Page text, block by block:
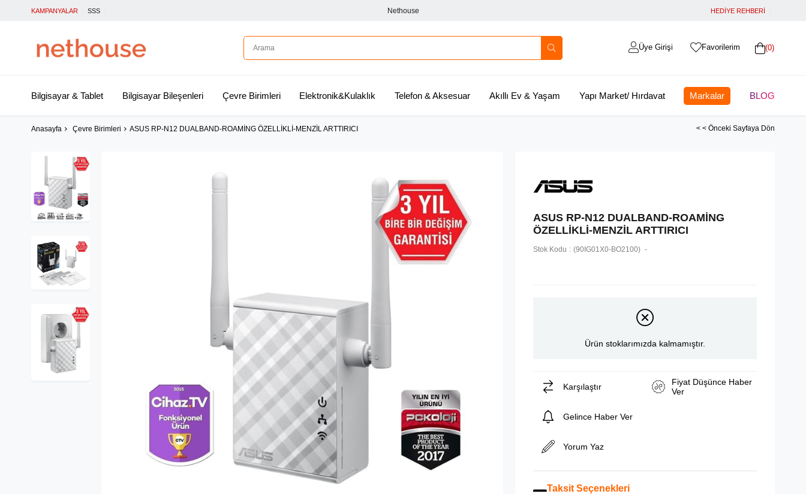
KAMPANYALAR SSS Nethouse HEDİYE REHBERİ
0
Favorilerim
Üye Girişi
Bilgisayar & Tablet Bilgisayar Bileşenleri Çevre Birimleri Elektronik&Kulaklık Telefon & Aksesuar Akıllı Ev & Yaşam Yapı Market/ Hırdavat Markalar BLOG
Anasayfa Çevre Birimleri ASUS RP-N12 DUALBAND-ROAMİNG ÖZELLİKLİ-MENZİL ARTTIRICI < < Önceki Sayfaya Dön
ASUS RP-N12 DUALBAND-ROAMİNG
ÖZELLİKLİ-MENZİL ARTTIRICI
Stok Kodu (90IG01X0-BO2100)
Ürün stoklarımızda kalmamıştır.
Karşılaştır
Fiyat Düşünce Haber
Ver
Gelince Haber Ver
Yorum Yaz
Taksit Seçenekleri